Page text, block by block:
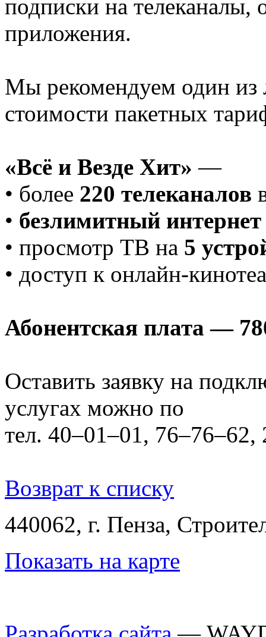
подписки на телеканалы,
приложения.
Мы рекомендуем один
стоимости пакетных
«Всё и Везде Хит» —
• более 220 телеканалов
• безлимитный интернет
• просмотр ТВ на 5
• доступ к онлайн-
Абонентская плата —
Оставить заявку на
услугах можно по
тел. 40–01–01, 76–76–62,
Возврат к списку
440062, г. Пенза,
Показать на карте